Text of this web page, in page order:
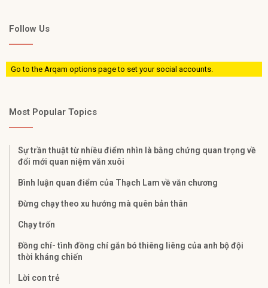
Follow Us
Go to the Arqam options page to set your social accounts.
Most Popular Topics
Sự trần thuật từ nhiều điểm nhìn là bằng chứng quan trọng về
đổi mới quan niệm văn xuôi
Bình luận quan điểm của Thạch Lam về văn chương
Đừng chạy theo xu hướng mà quên bản thân
Chạy trốn
Đồng chí- tình đồng chí gắn bó thiêng liêng của anh bộ đội
thời kháng chiến
Lời con trẻ